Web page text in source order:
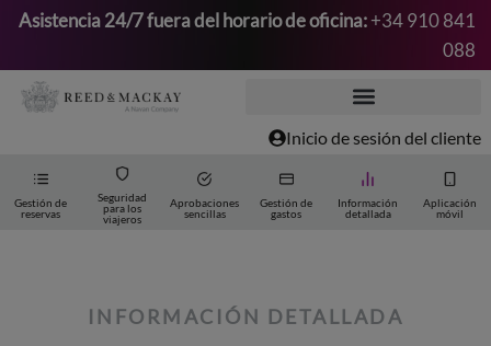
contenido
Asistencia 24/7 fuera del horario de oficina:+34 910 841
088
Inicio de sesión del cliente
Gestión de
reservas
Seguridad
para los
viajeros
Aprobaciones
sencillas
Gestión de
gastos
Información
detallada
Aplicación
móvil
INFORMACIÓN DETALLADA